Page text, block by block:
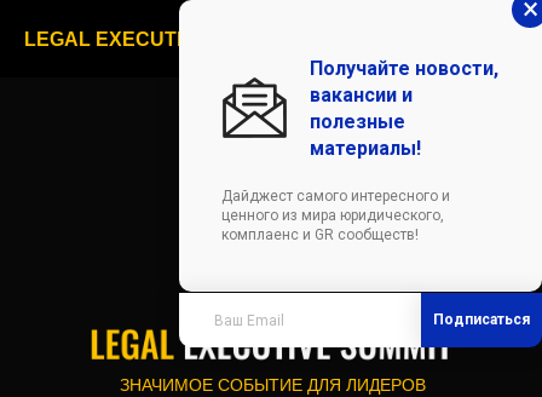
Получайте новости,
вакансии и
полезные
материалы!
Дайджест самого интересного и
ценного из мира юридического,
комплаенс и GR сообществ!
Подписаться
×
LEGAL EXECUTIVE SUMMIT 2025
ЗНАЧИМОЕ СОБЫТИЕ ДЛЯ ЛИДЕРОВ